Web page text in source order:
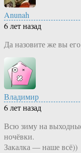
Anunah
6 лет назад
Да назовите же вы
Владимир
6 лет назад
Всю зиму на
ночёвки.
Закалка — наше всё))